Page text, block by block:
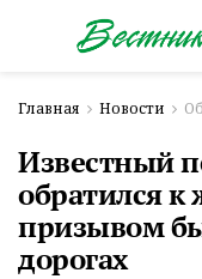
Главная Новости
Известный
обратился к
призывом
дорогах